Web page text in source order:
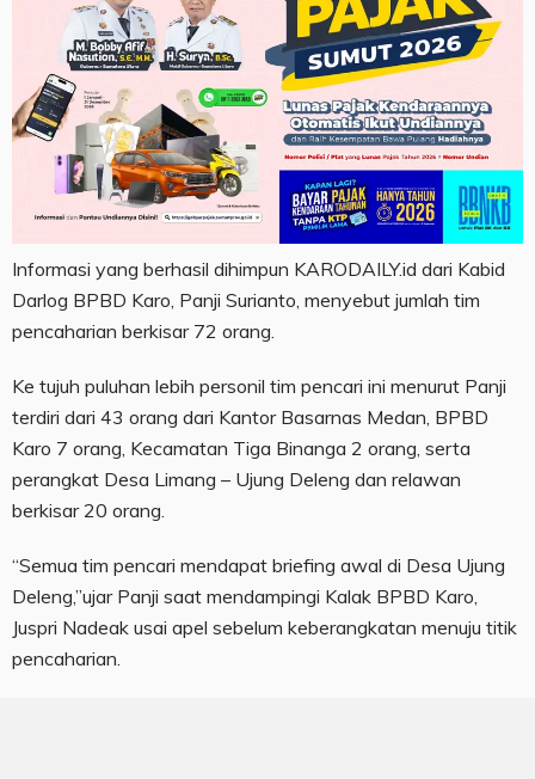
Informasi yang berhasil dihimpun KARODAILY.id dari Kabid
Darlog BPBD Karo, Panji Surianto, menyebut jumlah tim
pencaharian berkisar 72 orang.
Ke tujuh puluhan lebih personil tim pencari ini menurut Panji
terdiri dari 43 orang dari Kantor Basarnas Medan, BPBD
Karo 7 orang, Kecamatan Tiga Binanga 2 orang, serta
perangkat Desa Limang – Ujung Deleng dan relawan
berkisar 20 orang.
“Semua tim pencari mendapat briefing awal di Desa Ujung
Deleng,”ujar Panji saat mendampingi Kalak BPBD Karo,
Juspri Nadeak usai apel sebelum keberangkatan menuju titik
pencaharian.